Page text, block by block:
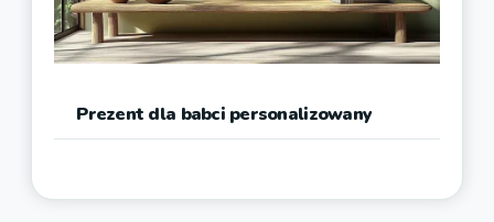
Prezent dla babci personalizowany